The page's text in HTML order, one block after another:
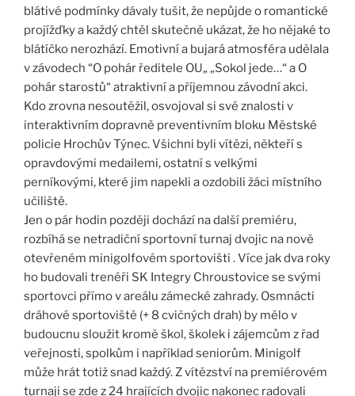
blátivé podmínky dávaly tušit, že nepůjde o romantické
projížďky a každý chtěl skutečně ukázat, že ho nějaké to
blátíčko nerozhází. Emotivní a bujará atmosféra udělala
v závodech “O pohár ředitele OU„ „Sokol jede…“ a O
pohár starostů“ atraktivní a příjemnou závodní akci.
Kdo zrovna nesoutěžil, osvojoval si své znalosti v
interaktivním dopravně preventivním bloku Městské
policie Hrochův Týnec. Všichni byli vítězi, někteří s
opravdovými medailemi, ostatní s velkými
perníkovými, které jim napekli a ozdobili žáci místního
učiliště.
Jen o pár hodin později dochází na další premiéru,
rozbíhá se netradiční sportovní turnaj dvojic na nově
otevřeném minigolfovém sportovišti . Více jak dva roky
ho budovali trenéři SK Integry Chroustovice se svými
sportovci přímo v areálu zámecké zahrady. Osmnácti
dráhové sportoviště (+ 8 cvičných drah) by mělo v
budoucnu sloužit kromě škol, školek i zájemcům z řad
veřejnosti, spolkům i například seniorům. Minigolf
může hrát totiž snad každý. Z vítězství na premiérovém
turnaji se zde z 24 hrajících dvojic nakonec radovali